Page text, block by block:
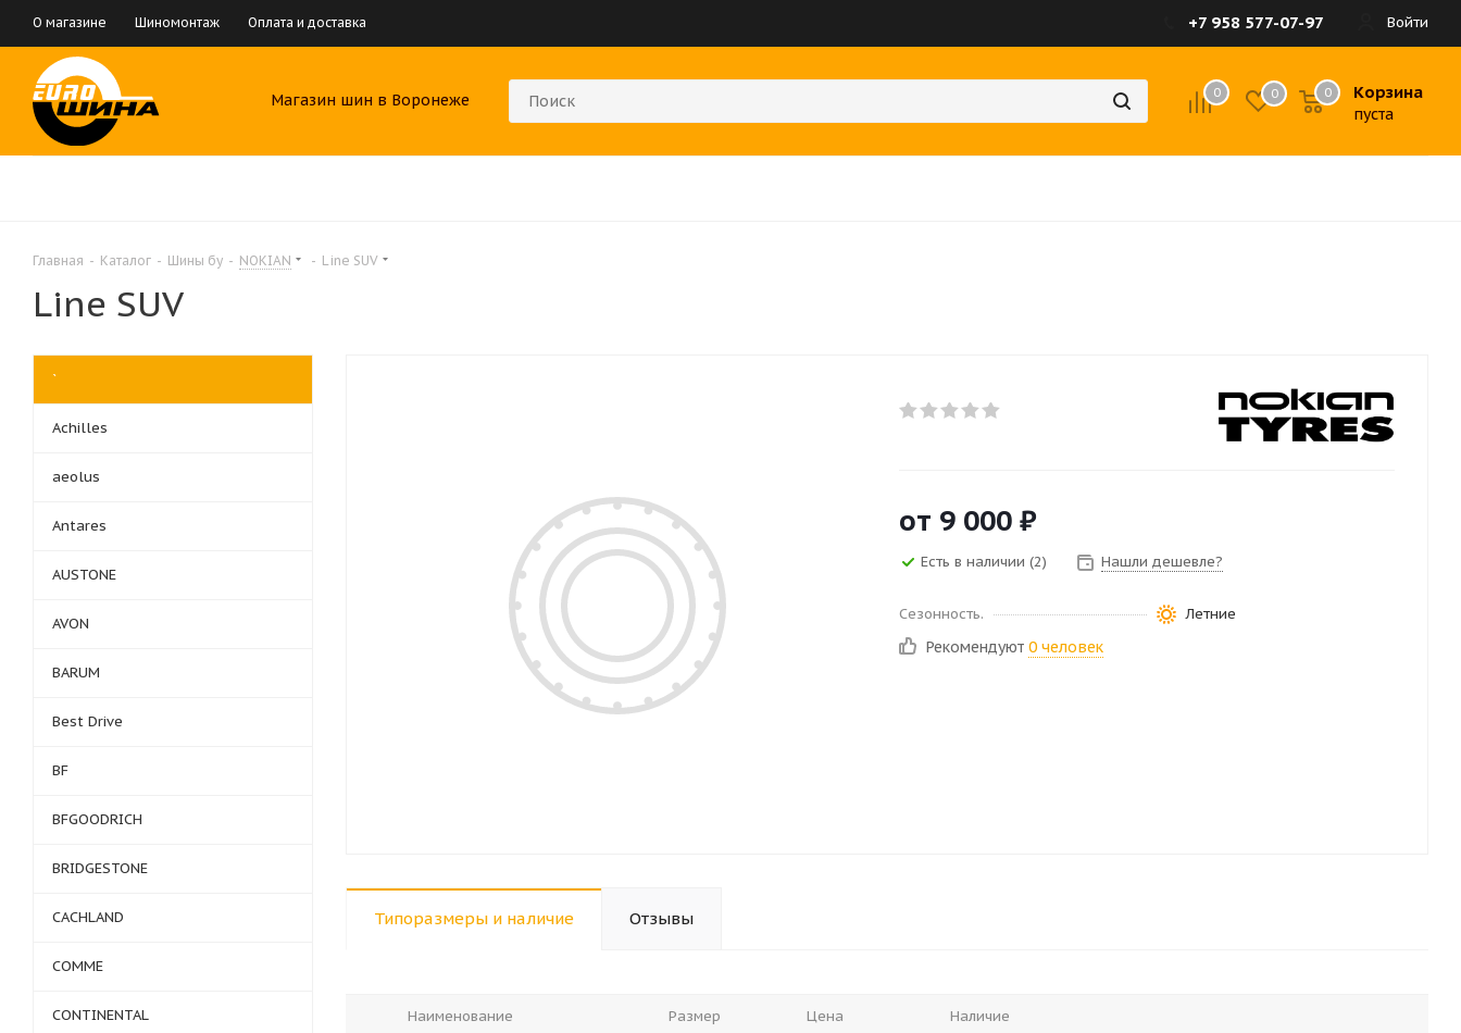
О магазине Шиномонтаж Оплата и доставка Войти
+7 958 577-07-97
Магазин шин в Воронеже 0 0 Корзина
пуста
0
Главная - Каталог - Шины бу - NOKIAN - Line SUV
Line SUV
от 9 000 ₽
Есть в наличии (2) Нашли дешевле?
Сезонность. Летние
Рекомендуют 0 человек
Типоразмеры и наличие Отзывы
Наименование Размер Цена Наличие
`
Achilles
aeolus
Antares
AUSTONE
AVON
BARUM
Best Drive
BF
BFGOODRICH
BRIDGESTONE
CACHLAND
COMME
CONTINENTAL